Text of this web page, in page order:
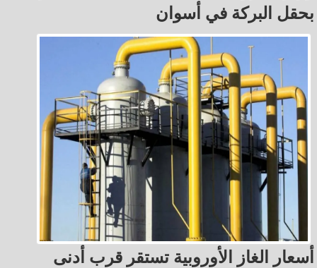
بحقل البركة في أسوان
أسعار الغاز الأوروبية تستقر قرب أدنى